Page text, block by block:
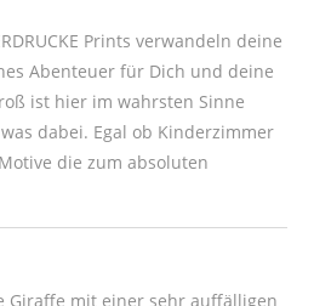
Prints verwandeln deine
Abenteuer für Dich und deine
ist hier im wahrsten Sinne
dabei. Egal ob Kinderzimmer
die zum absoluten
Giraffe mit einer sehr auffälligen